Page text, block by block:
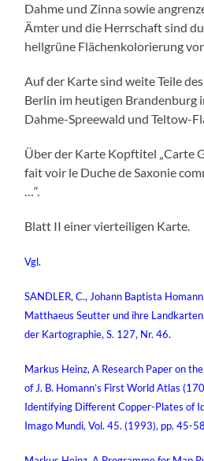
Dahme und Zinna sowie
Ämter und die Herrschaft sind
hellgrüne Flächenkolorierung
Auf der Karte sind weite Teile
Berlin im heutigen Brandenburg
Dahme-Spreewald und Teltow-
Über der Karte Kopftitel „Carte
fait voir le Duche de Saxonie
…“.
Blatt II einer vierteiligen Karte.
Vgl.
SANDLER, C., Johann Baptista
Matthaeus Seutter und ihre
der Kartographie, S. 127, Nr. 46.
Markus Heinz, A Research Paper on
of J. B. Homann’s First World Atlas
Identifying Different Copper-Plates of
Imago Mundi, Vol. 45. (1993), pp. 45-58